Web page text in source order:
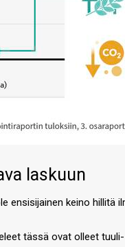
laskuun
ensisijainen keino hillitä
tässä ovat olleet